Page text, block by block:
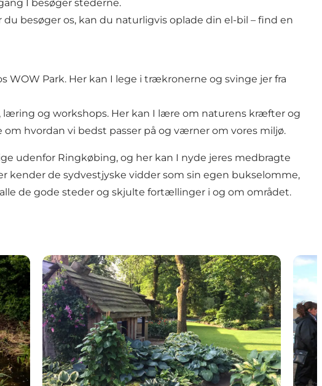
I besøger stederne.
besøger os, kan du naturligvis oplade din el-bil – find en
WOW Park. Her kan I lege i trækronerne og svinge jer fra
og workshops. Her kan I lære om naturens kræfter og
hvordan vi bedst passer på og værner om vores miljø.
udenfor Ringkøbing, og her kan I nyde jeres medbragte
kender de sydvestjyske vidder som sin egen bukselomme,
de gode steder og skjulte fortællinger i og om området.
Enemærkets Hostahave